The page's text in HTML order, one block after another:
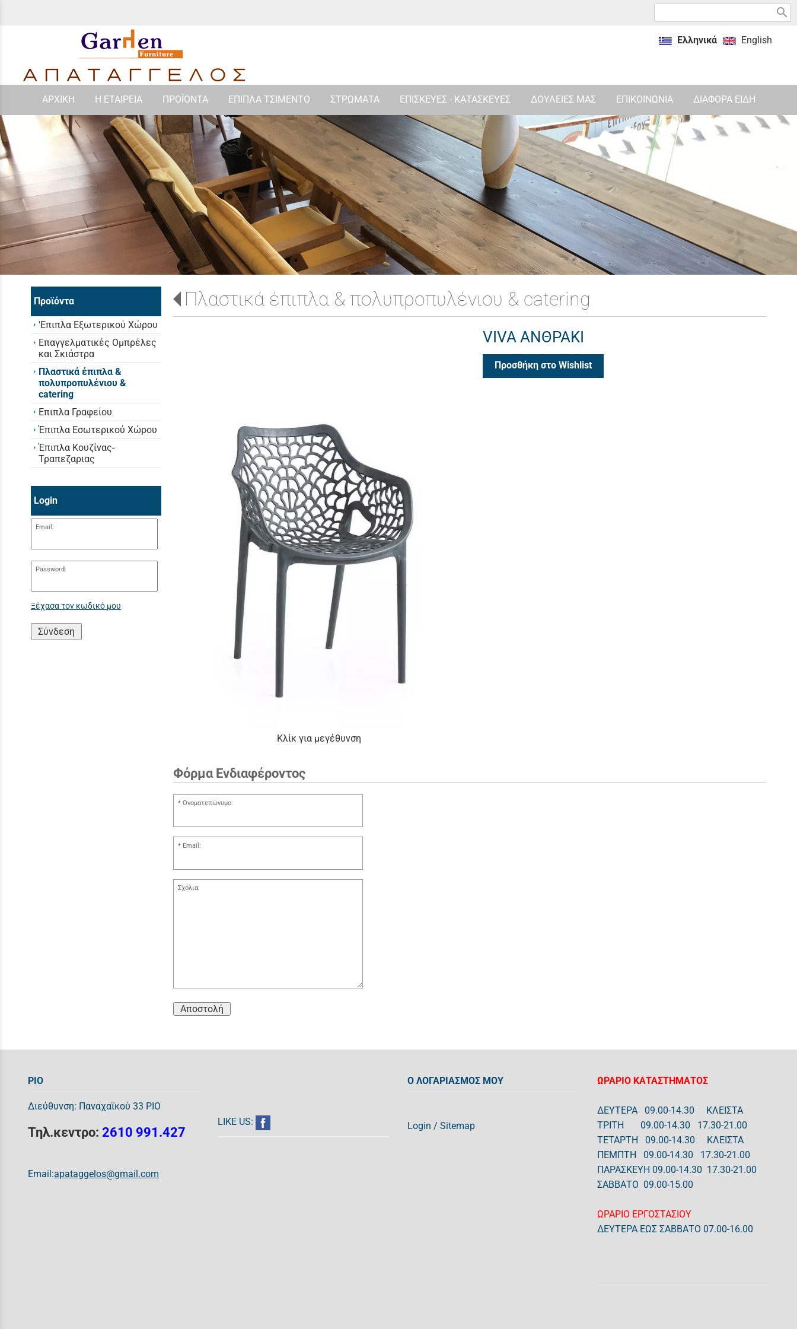
search
Ελληνικά English
ΑΡΧΙΚΗ Η ΕΤΑΙΡΕΙΑ ΠΡΟΪΟΝΤΑ ΕΠΙΠΛΑ ΤΣΙΜΕΝΤΟ ΣΤΡΩΜΑΤΑ ΕΠΙΣΚΕΥΕΣ - ΚΑΤΑΣΚΕΥΕΣ ΔΟΥΛΕΙΕΣ ΜΑΣ ΕΠΙΚΟΙΝΩΝΙΑ ΔΙΑΦΟΡΑ ΕΙΔΗ
Προϊόντα
'Επιπλα Εξωτερικού Χώρου
Επαγγελματικές Ομπρέλες
και Σκιάστρα
Πλαστικά έπιπλα &
πολυπροπυλένιου &
catering
Επιπλα Γραφείου
Έπιπλα Εσωτερικού Χώρου
Έπιπλα Κουζίνας-
Τραπεζαριας
Login
Email:
Password:
Ξέχασα τον κωδικό μου
Σύνδεση
Πλαστικά έπιπλα & πολυπροπυλένιου & catering
Κλίκ για μεγέθυνση
VIVA ΑΝΘΡΑΚΙ
Προσθήκη στο Wishlist
Φόρμα Ενδιαφέροντος
Ονοματεπώνυμο:
Email:
Σχόλια:
Αποστολή
ΡΙΟ
Διεύθυνση: Παναχαϊκού 33 ΡΙΟ
Τηλ.κεντρο: 2610 991.427
Email:apataggelos@gmail.com
LIKE US:
Ο ΛΟΓΑΡΙΑΣΜΟΣ ΜΟΥ
Login / Sitemap
ΩΡΑΡΙΟ ΚΑΤΑΣΤΗΜΑΤΟΣ
ΔΕΥΤΕΡΑ 09.00-14.30 ΚΛΕΙΣΤΑ
ΤΡΙΤΗ 09.00-14.30 17.30-21.00
ΤΕΤΑΡΤΗ 09.00-14.30 ΚΛΕΙΣΤΑ
ΠΕΜΠΤΗ 09.00-14.30 17.30-21.00
ΠΑΡΑΣΚΕΥΗ 09.00-14.30 17.30-21.00
ΣΑΒΒΑΤΟ 09.00-15.00
ΩΡΑΡΙΟ ΕΡΓΟΣΤΑΣΙΟΥ
ΔΕΥΤΕΡΑ ΕΩΣ ΣΑΒΒΑΤΟ 07.00-16.00